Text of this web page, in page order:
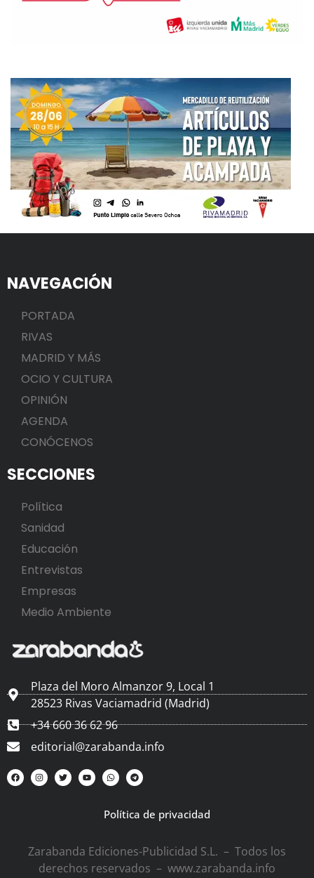
NAVEGACIÓN
PORTADA
RIVAS
MADRID Y MÁS
OCIO Y CULTURA
OPINIÓN
AGENDA
CONÓCENOS
SECCIONES
Política
Sanidad
Educación
Entrevistas
Empresas
Medio Ambiente
Plaza del Moro Almanzor 9, Local 1
28523 Rivas Vaciamadrid (Madrid)
+34 660 36 62 96
editorial@zarabanda.info
Política de privacidad
Zarabanda Ediciones-Publicidad S.L. – Todos los
derechos reservados – www.zarabanda.info